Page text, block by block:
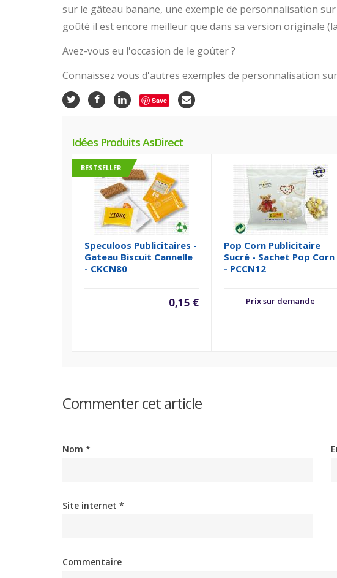
sur le gâteau banane, une exemple de personnalisation
goûté il est encore meilleur que dans sa version originale
Avez-vous eu l'occasion de le goûter ?
Connaissez vous d'autres exemples de personnalisation
Save
Idées Produits AsDirect
BESTSELLER
Speculoos Publicitaires -
Gateau Biscuit Cannelle
- CKCN80
0,15 €
Pop Corn Publicitaire
Sucré - Sachet Pop Corn
- PCCN12
Prix sur demande
Commenter cet article
Nom *
Site internet *
Commentaire